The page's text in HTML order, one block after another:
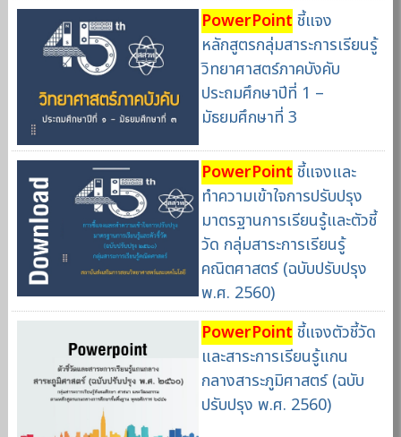
PowerPoint ชี้แจง
หลักสูตรกลุ่มสาระการเรียนรู้
วิทยาศาสตร์ภาคบังคับ
ประถมศึกษาปีที่ 1 –
มัธยมศึกษาที่ 3
PowerPoint ชี้แจงและ
ทำความเข้าใจการปรับปรุง
มาตรฐานการเรียนรู้และตัวชี้
วัด กลุ่มสาระการเรียนรู้
คณิตศาสตร์ (ฉบับปรับปรุง
พ.ศ. 2560)
PowerPoint ชี้แจงตัวชี้วัด
และสาระการเรียนรู้แกน
กลางสาระภูมิศาสตร์ (ฉบับ
ปรับปรุง พ.ศ. 2560)